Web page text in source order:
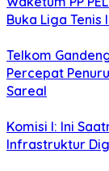
Buka Liga Tenis
Telkom
Percepat
Sareal
Komisi I: Ini
Infrastruktur